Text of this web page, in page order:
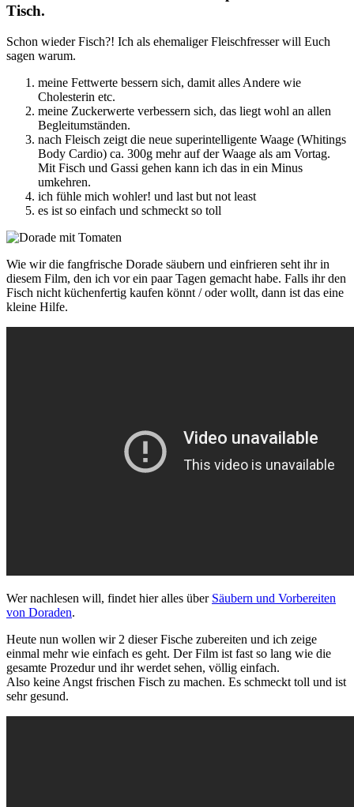
Tisch.
Schon wieder Fisch?! Ich als ehemaliger Fleischfresser will Euch
sagen warum.
meine Fettwerte bessern sich, damit alles Andere wie
Cholesterin etc.
meine Zuckerwerte verbessern sich, das liegt wohl an allen
Begleitumständen.
nach Fleisch zeigt die neue superintelligente Waage (Whitings
Body Cardio) ca. 300g mehr auf der Waage als am Vortag.
Mit Fisch und Gassi gehen kann ich das in ein Minus
umkehren.
ich fühle mich wohler! und last but not least
es ist so einfach und schmeckt so toll
Wie wir die fangfrische Dorade säubern und einfrieren seht ihr in
diesem Film, den ich vor ein paar Tagen gemacht habe. Falls ihr den
Fisch nicht küchenfertig kaufen könnt / oder wollt, dann ist das eine
kleine Hilfe.
Wer nachlesen will, findet hier alles über Säubern und Vorbereiten
von Doraden.
Heute nun wollen wir 2 dieser Fische zubereiten und ich zeige
einmal mehr wie einfach es geht. Der Film ist fast so lang wie die
gesamte Prozedur und ihr werdet sehen, völlig einfach.
Also keine Angst frischen Fisch zu machen. Es schmeckt toll und ist
sehr gesund.